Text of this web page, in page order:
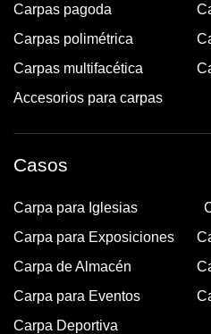
Carpas pagoda
Carpas polimétrica
Carpas multifacética
Accesorios para carpas
Casos
Carpa para Iglesias
Carpa para Exposiciones
Carpa de Almacén
Carpa para Eventos
Carpa Deportiva